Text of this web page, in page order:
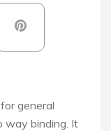
general
way binding. It